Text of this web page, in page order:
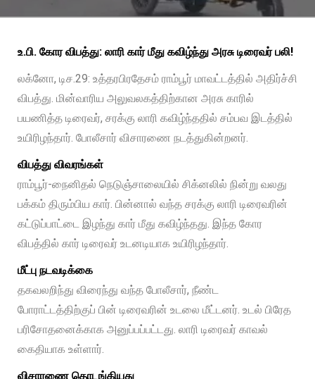
உ.பி. கோர விபத்து: லாரி கார் மீது கவிழ்ந்து அரசு டிரைவர் பலி!
லக்னோ, டிச.29: உத்தரபிரதேசம் ராம்பூர் மாவட்டத்தில் அதிர்ச்சி
விபத்து. மின்வாரிய அலுவலகத்திற்கான அரசு காரில்
பயணித்த டிரைவர், சரக்கு லாரி கவிழ்ந்ததில் சம்பவ இடத்தில்
உயிரிழந்தார். போலீசார் விசாரணை நடத்துகின்றனர்.
விபத்து விவரங்கள்
ராம்பூர்-நைனிதல் நெடுஞ்சாலையில் சிக்னலில் நின்று வலது
பக்கம் திரும்பிய கார். பின்னால் வந்த சரக்கு லாரி டிரைவரின்
கட்டுப்பாட்டை இழந்து கார் மீது கவிழ்ந்தது. இந்த கோர
விபத்தில் கார் டிரைவர் உடனடியாக உயிரிழந்தார்.
மீட்பு நடவடிக்கை
தகவலறிந்து விரைந்து வந்த போலீசார், நீண்ட
போராட்டத்திற்குப் பின் டிரைவரின் உடலை மீட்டனர். உடல் பிரேத
பரிசோதனைக்காக அனுப்பப்பட்டது. லாரி டிரைவர் காவல்
கைதியாக உள்ளார்.
விசாரணை தொடங்கியது